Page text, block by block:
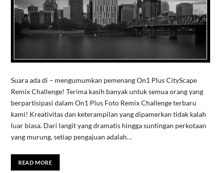
Suara ada di – mengumumkan pemenang On1 Plus CityScape
Remix Challenge! Terima kasih banyak untuk semua orang yang
berpartisipasi dalam On1 Plus Foto Remix Challenge terbaru
kami! Kreativitas dan keterampilan yang dipamerkan tidak kalah
luar biasa. Dari langit yang dramatis hingga suntingan perkotaan
yang murung, setiap pengajuan adalah…
READ MORE